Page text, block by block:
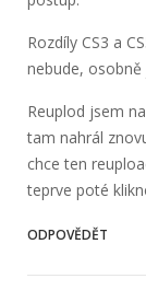
Rozdíly CS3 a
nebude, osobně
Reuplod jsem
tam nahrál
chce ten
teprve poté
ODPOVĚDĚT